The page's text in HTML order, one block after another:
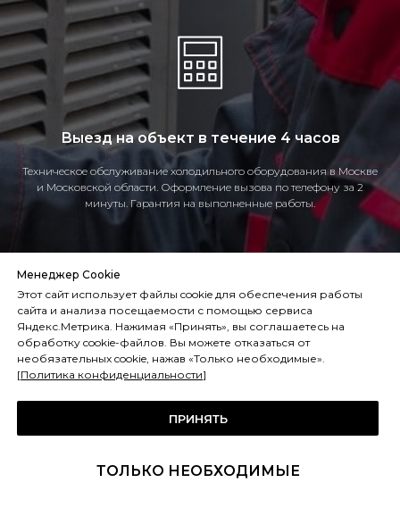
Выезд на объект в течение 4 часов
Техническое обслуживание холодильного оборудования в Москве
и Московской области. Оформление вызова по телефону за 2
минуты. Гарантия на выполненные работы.
Реализованные
проекты
За 12 лет выполнили более 170 объектов
Менеджер Cookie
Этот сайт использует файлы cookie для обеспечения работы
сайта и анализа посещаемости с помощью сервиса
Яндекс.Метрика. Нажимая «Принять», вы соглашаетесь на
обработку cookie-файлов. Вы можете отказаться от
необязательных cookie, нажав «Только необходимые».
[Политика конфиденциальности]
ПРИНЯТЬ
ТОЛЬКО НЕОБХОДИМЫЕ